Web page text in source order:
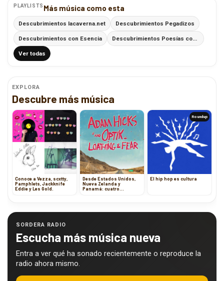
PLAYLISTS Más música como esta
Descubrimientos lacaverna.net Descubrimientos Pegadizos
Descubrimientos con Esencia
Ver todas
EXPLORA
Descubre más música
Conoce a Vezza, scxtty,
Pamphlets, Jackknife
Eddie y Les Gold.
Desde Estados Unidos,
Nueva Zelanda y
Panamá: cuatro
Roundup
El hip hop es cultura
SORDERA RADIO
Escucha más música nueva
Entra a ver qué ha sonado recientemente o reproduce la
radio ahora mismo.